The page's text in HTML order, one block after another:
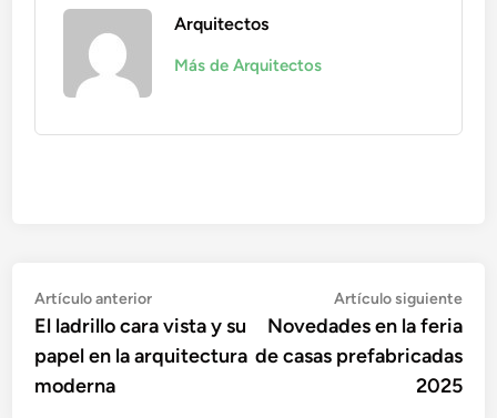
Arquitectos
Más de Arquitectos
Navegación
de
entradas
Artículo anteriorArtículo
anterior:
El ladrillo cara vista y su
papel en la arquitectura
moderna
Artículo siguiente
Novedades en la feria
de casas prefabricadas
2025